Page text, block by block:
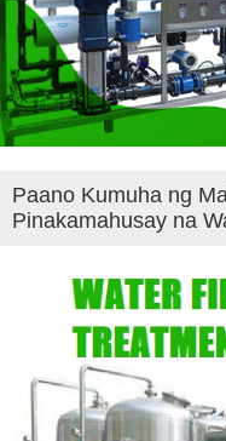
Paano Kumuha ng
Pinakamahusay na